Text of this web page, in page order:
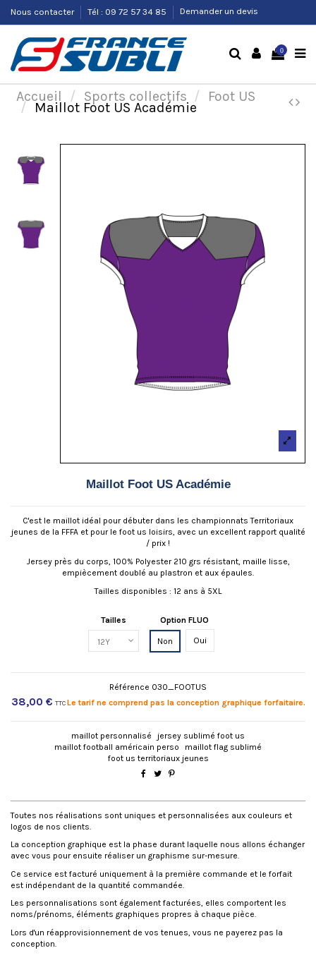
Nous contacter Tél : 09 72 57 34 85 Demander un devis
0
Accueil Sports collectifs Foot US
Maillot Foot US Académie
Maillot Foot US Académie
C'est le maillot idéal pour débuter dans les championnats Territoriaux
jeunes de la FFFA et pour le foot us loisirs, avec un excellent rapport qualité
/ prix !
Jersey près du corps, 100% Polyester 210 grs résistant, maille lisse,
empiècement doublé au plastron et aux épaules.
Tailles disponibles : 12 ans à 5XL
Tailles Option FLUO
Non Oui
Référence 030_FOOTUS
38,00 € TTCLe tarif ne comprend pas la conception graphique forfaitaire.
maillot personnalisé
jersey sublimé foot us
maillot football américain perso
maillot flag sublimé
foot us territoriaux jeunes
Toutes nos réalisations sont uniques et personnalisées aux couleurs et
logos de nos clients.
La conception graphique est la phase durant laquelle nous allons échanger
avec vous pour ensuite réaliser un graphisme sur-mesure.
Ce service est facturé uniquement à la première commande et le forfait
est indépendant de la quantité commandée.
Les personnalisations sont également facturées, elles comportent les
noms/prénoms, éléments graphiques propres à chaque pièce.
Lors d'un réapprovisionnement de vos tenues, vous ne payerez pas la
conception.